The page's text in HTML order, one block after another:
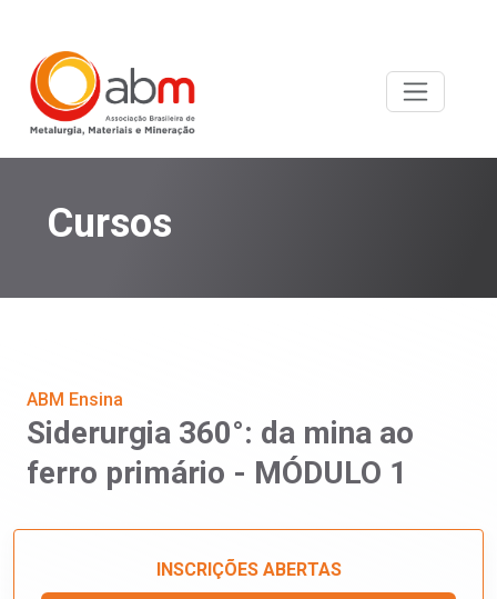
Cursos
ABM Ensina
Siderurgia 360°: da mina ao
ferro primário - MÓDULO 1
INSCRIÇÕES ABERTAS